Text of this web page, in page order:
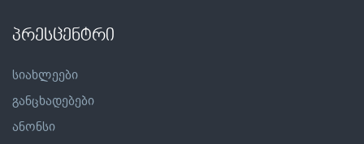
პრესცენტრი
სიახლეები
განცხადებები
ანონსი